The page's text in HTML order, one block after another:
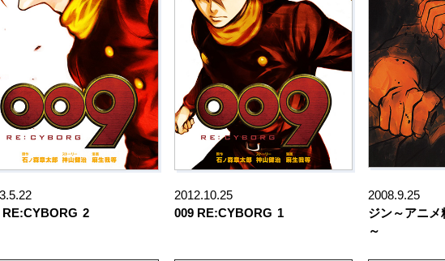
RE:CYBORG 2
2012.10.25
009 RE:CYBORG 1
2008.9.25
ジン～アニ
～